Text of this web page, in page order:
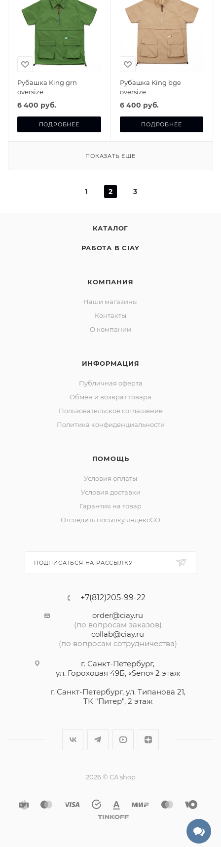
Рубашка King grn
oversize
6 400 руб.
ПОДРОБНЕЕ
Рубашка King bge
oversize
6 400 руб.
ПОДРОБНЕЕ
ПОКАЗАТЬ ЕЩЕ
1 2 3
КАТАЛОГ
РАБОТА В CIAY
КОМПАНИЯ
Наши магазины
Контакты
О компании
ИНФОРМАЦИЯ
Публичная оферта
Обмен и возврат товара
Пользовательское соглашение
Политика конфиденциальности
ПОМОЩЬ
Условия оплаты
Условия доставки
Гарантия на товар
Отследить посылку яндексGO
ПОДПИСАТЬСЯ НА РАССЫЛКУ
+7(812)205-99-22
order@ciay.ru
(по вопросам заказов)
collab@ciay.ru
(по вопросам сотрудничества)
г. Санкт-Петербург,
ул. Гороховая 49Б, «Seno» 2 этаж
г. Санкт-Петербург, ул. Типанова 21,
ТК "Питер", 2 этаж
2026 © CA shop